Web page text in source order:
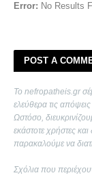
Error: No Results
POST A
Το nefropatheis.gr
ελεύθερα τις απόψεις
Ωστόσο,
εκάστοτε χρήστες
παρακαλούμε να
Σχόλια που